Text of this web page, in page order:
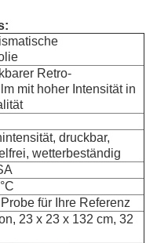
Retro-
mit hoher Intensität in
druckbar,
wetterbeständig
für Ihre Referenz
23 x 23 x 132 cm, 32